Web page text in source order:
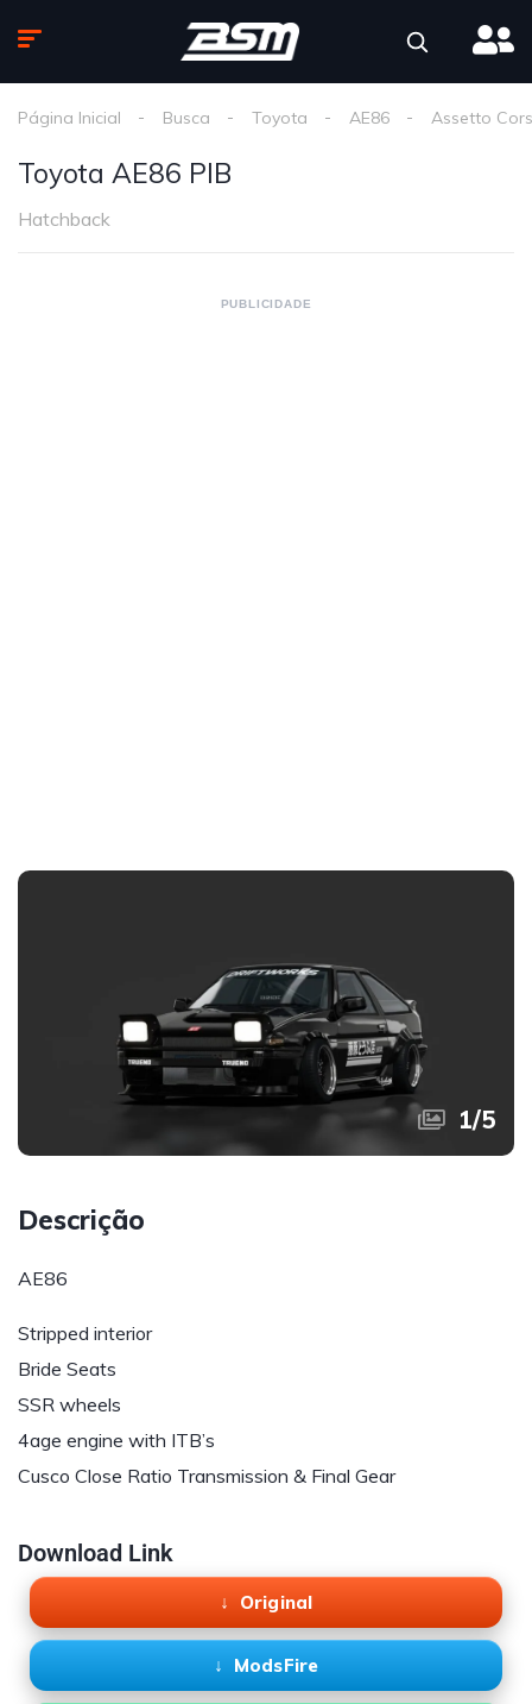
Página Inicial Busca Toyota AE86 Assetto
Toyota AE86 PIB
Hatchback
PUBLICIDADE
1/5
Descrição
AE86
Stripped interior
Bride Seats
SSR wheels
4age engine with ITB’s
Cusco Close Ratio Transmission & Final Gear
Download Link
Original
ModsFire